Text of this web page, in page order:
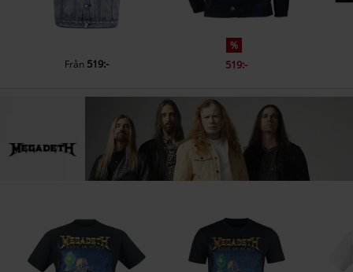
Från 519:-
%
519:-